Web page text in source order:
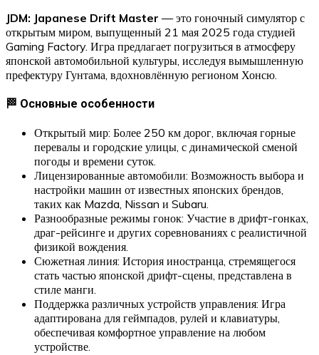
JDM: Japanese Drift Master — это гоночный симулятор с
открытым миром, выпущенный 21 мая 2025 года студией
Gaming Factory. Игра предлагает погрузиться в атмосферу
японской автомобильной культуры, исследуя вымышленную
префектуру Гунтама, вдохновлённую регионом Хонсю.
🏁 Основные особенности
Открытый мир: Более 250 км дорог, включая горные
перевалы и городские улицы, с динамической сменой
погоды и времени суток.
Лицензированные автомобили: Возможность выбора и
настройки машин от известных японских брендов,
таких как Mazda, Nissan и Subaru.
Разнообразные режимы гонок: Участие в дрифт-гонках,
драг-рейсинге и других соревнованиях с реалистичной
физикой вождения.
Сюжетная линия: История иностранца, стремящегося
стать частью японской дрифт-сцены, представлена в
стиле манги.
Поддержка различных устройств управления: Игра
адаптирована для геймпадов, рулей и клавиатуры,
обеспечивая комфортное управление на любом
устройстве.